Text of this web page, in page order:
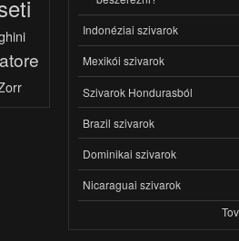
Indonéziai szivarok
Mexikói szivarok
Szivarok Hondurasból
Brazil szivarok
Dominikai szivarok
Nicaraguai szivarok